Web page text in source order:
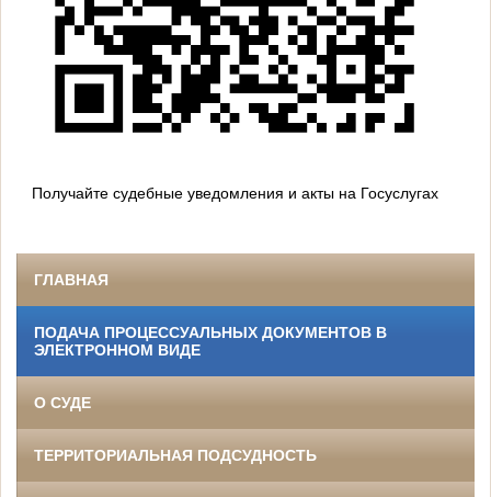
Получайте судебные уведомления и акты на Госуслугах
ГЛАВНАЯ
ПОДАЧА ПРОЦЕССУАЛЬНЫХ ДОКУМЕНТОВ В
ЭЛЕКТРОННОМ ВИДЕ
О СУДЕ
ТЕРРИТОРИАЛЬНАЯ ПОДСУДНОСТЬ